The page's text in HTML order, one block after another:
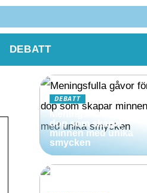
DEBATT
DEBATT
Meningsfulla gåvor för
dop som skapar
minnen med unika
smycken